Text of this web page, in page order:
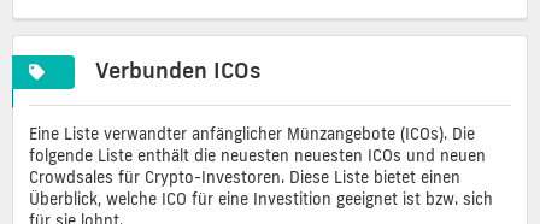
Verbunden ICOs
Eine Liste verwandter anfänglicher Münzangebote (ICOs). Die
folgende Liste enthält die neuesten neuesten ICOs und neuen
Crowdsales für Crypto-Investoren. Diese Liste bietet einen
Überblick, welche ICO für eine Investition geeignet ist bzw. sich